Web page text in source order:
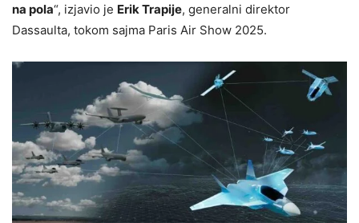
na pola“, izjavio je Erik Trapije, generalni direktor
Dassaulta, tokom sajma Paris Air Show 2025.